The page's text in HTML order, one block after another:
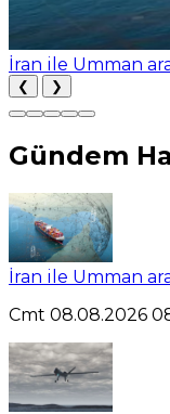
Trump, Fed
❮ ❯
Gündem
İran ile Umman
Cmt 08.08.2026